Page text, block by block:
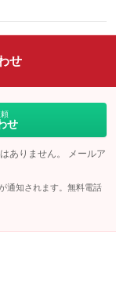
せ
せ
ありません。 メールア
通知されます。無料電話